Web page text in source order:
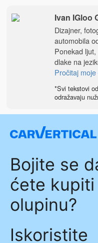
Ivan IGloo
Dizajner,
automobila
Ponekad
dlake na
Pročitaj
*Svi tekstovi
odražavaju